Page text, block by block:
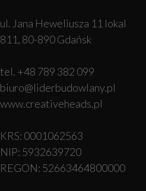
ul. Jana Heweliusza 11 lokal
811, 80-890 Gdańsk
tel. +48 789 382 099
biuro@liderbudowlany.pl
www.creativeheads.pl
KRS: 0001062563
NIP: 5932639720
REGON: 52663464800000